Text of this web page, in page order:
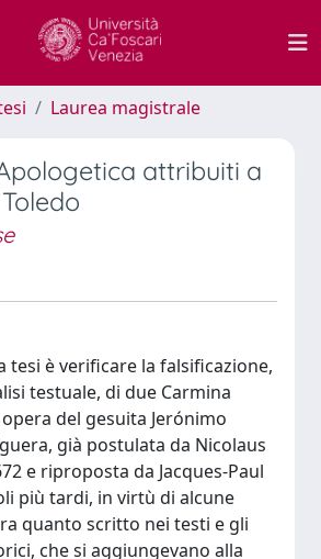
Laurea magistrale
attribuiti a
tesi è verificare la falsificazione,
testuale, di due Carmina
del gesuita Jerónimo
già postulata da Nicolaus
e riproposta da Jacques-Paul
più tardi, in virtù di alcune
quanto scritto nei testi e gli
che si aggiungevano alla